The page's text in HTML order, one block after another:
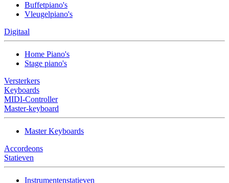
Buffetpiano's
Vleugelpiano's
Digitaal
Home Piano's
Stage piano's
Versterkers
Keyboards
MIDI-Controller
Master-keyboard
Master Keyboards
Accordeons
Statieven
Instrumentenstatieven